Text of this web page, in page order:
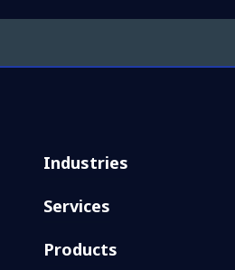
Industries
Services
Products